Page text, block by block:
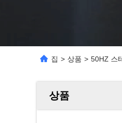
집 > 상품 > 50HZ 스
상품